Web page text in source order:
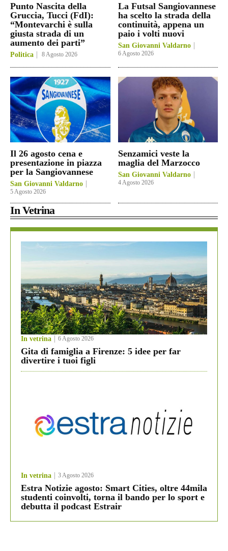
Punto Nascita della
Gruccia, Tucci (FdI):
“Montevarchi è sulla
giusta strada di un
aumento dei parti”
Politica 8 Agosto 2026
La Futsal Sangiovannese
ha scelto la strada della
continuità, appena un
paio i volti nuovi
San Giovanni Valdarno
6 Agosto 2026
Il 26 agosto cena e
presentazione in piazza
per la Sangiovannese
San Giovanni Valdarno
5 Agosto 2026
Senzamici veste la
maglia del Marzocco
San Giovanni Valdarno
4 Agosto 2026
In Vetrina
In vetrina 6 Agosto 2026
Gita di famiglia a Firenze: 5 idee per far
divertire i tuoi figli
In vetrina 3 Agosto 2026
Estra Notizie agosto: Smart Cities, oltre 44mila
studenti coinvolti, torna il bando per lo sport e
debutta il podcast Estrair